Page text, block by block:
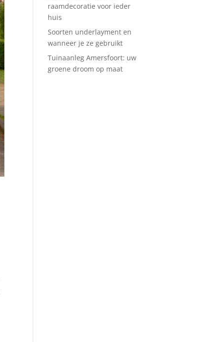
raamdecoratie voor ieder
huis
Soorten underlayment en
wanneer je ze gebruikt
Tuinaanleg Amersfoort: uw
groene droom op maat